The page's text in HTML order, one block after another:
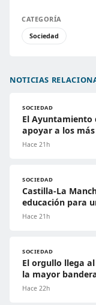
CATEGORÍA
Sociedad
NOTICIAS
SOCIEDAD
El Ayuntamiento
apoyar a los
Hace 21h
SOCIEDAD
Castilla-La
educación para
Hace 21h
SOCIEDAD
El orgullo llega
la mayor
Hace 22h